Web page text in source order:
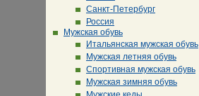
Санкт-Петербург
Россия
Мужская обувь
Итальянская мужская обувь
Мужская летняя обувь
Спортивная мужская обувь
Мужская зимняя обувь